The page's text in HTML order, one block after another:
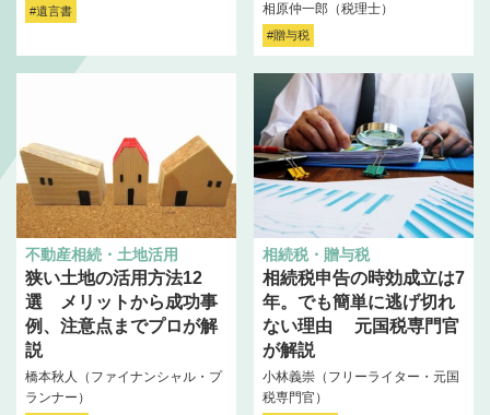
#遺言書 相原仲一郎（税理士）
#贈与税
不動産相続・土地活用
狭い土地の活用方法12
選 メリットから成功事
例、注意点までプロが解
説
橋本秋人（ファイナンシャル・プ
ランナー）
相続税・贈与税
相続税申告の時効成立は7
年。でも簡単に逃げ切れ
ない理由 元国税専門官
が解説
小林義崇（フリーライター・元国
税専門官）